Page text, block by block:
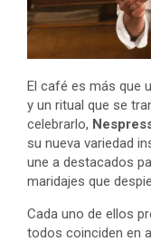
El café es más que
y un ritual que se
celebrarlo,
su nueva variedad
une a destacados
maridajes que
Cada uno de ellos
todos coinciden en